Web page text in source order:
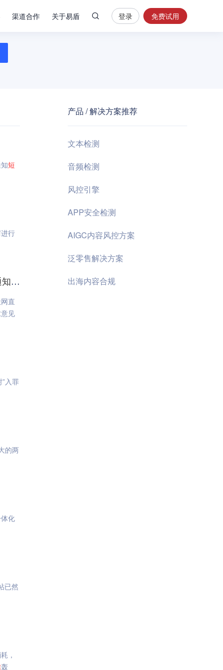
渠道合作 关于易盾
安
全
控
登录 免费试用
短
行
盾
直
见
入罪
的两
化
已然
，
轰
产品 / 解决方案推荐
文本检测
音频检测
风控引擎
APP安全检测
AIGC内容风控方案
泛零售解决方案
出海内容合规